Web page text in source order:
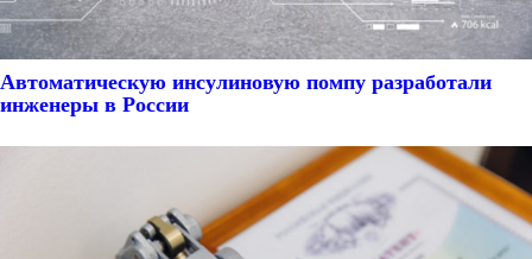
Автоматическую инсулиновую помпу разработали
инженеры в России